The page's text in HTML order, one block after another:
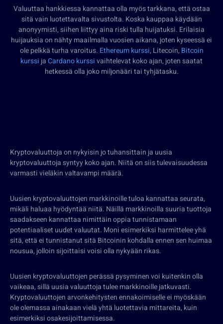
Valuuttaa hankkiessa kannattaa olla myös tarkkana, että ostaa
sitä vain luotettavalta sivustolta. Koska kauppaa käydään
anonyymisti, siihen liittyy aina riski tulla huijatuksi. Erilaisia
huijauksia on nähty maailmalla vuosien aikana, joten kyseessä ei
ole pelkkä turha varoitus. Ethereum kurssi, Litecoin, Bitcoin
kurssi jaCardano kurssivaihtelevat koko ajan, joten saatat
hetkessä olla joko miljonääri tai tyhjätasku.
Kryptovaluuttoja on nykyisin jo tuhansittain ja uusia
kryptovaluuttoja syntyy koko ajan. Niitä on siis tulevaisuudessa
varmasti vieläkin valtavampi määrä.
Uusien kryptovaluuttojen markkinoille tuloa kannattaa seurata,
mikäli haluaa hyödyntää niitä. Näillä markkinoilla suuria tuottoja
saadakseen kannattaa nimittäin oppia tunnistamaan
potentiaaliset uudet valuutat. Moni esimerkiksi harmittelee yhä
sitä, että ei tunnistanut sitä Bitcoinin kohdalla ennen sen huimaa
nousua, jolloin sijoittaisi voisi olla nykyään rikas.
Uusien kryptovaluuttojen perässä pysyminen voi kuitenkin olla
vaikeaa, sillä uusia valuuttoja tulee markkinoille jatkuvasti.
Kryptovaluuttojen arvonkehitysten ennakoimiselle ei myöskään
ole olemassa ainakaan vielä yhtä luotettavia mittareita, kuin
esimerkiksi osakesijoittamisessa.